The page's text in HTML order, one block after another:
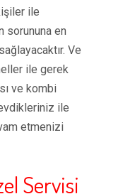
ile
sorununa en
Ve
ile gerek
ve kombi
ile
etmenizi
Servisi